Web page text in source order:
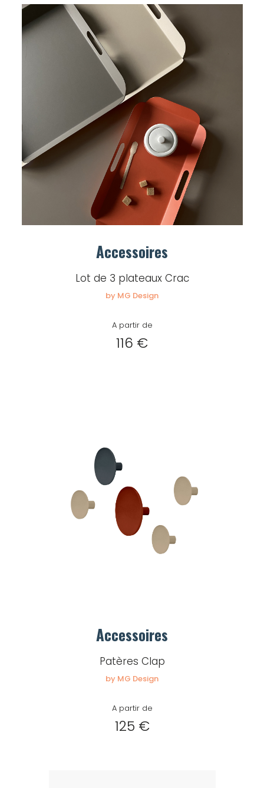
Accessoires
Lot de 3 plateaux Crac
by MG Design
A partir de
116 €
Accessoires
Patères Clap
by MG Design
A partir de
125 €